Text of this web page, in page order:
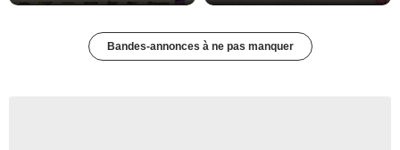
Bandes-annonces à ne pas manquer